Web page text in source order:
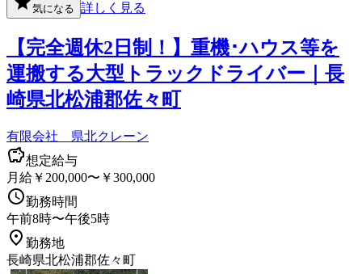
気になる 詳しく見る
【完全週休2日制！】重機･ハウス等を
運搬する大型トラックドライバー｜長
崎県北松浦郡佐々町
有限会社 県北クレーン
想定給与
月給￥200,000〜￥300,000
勤務時間
午前8時〜午後5時
勤務地
長崎県北松浦郡佐々町